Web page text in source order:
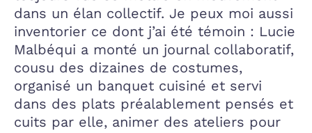
dans un élan collectif. Je peux moi aussi
inventorier ce dont j’ai été témoin : Lucie
Malbéqui a monté un journal collaboratif,
cousu des dizaines de costumes,
organisé un banquet cuisiné et servi
dans des plats préalablement pensés et
cuits par elle, animer des ateliers pour